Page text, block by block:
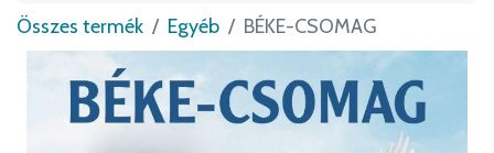
Összes termék Egyéb BÉKE-CSOMAG